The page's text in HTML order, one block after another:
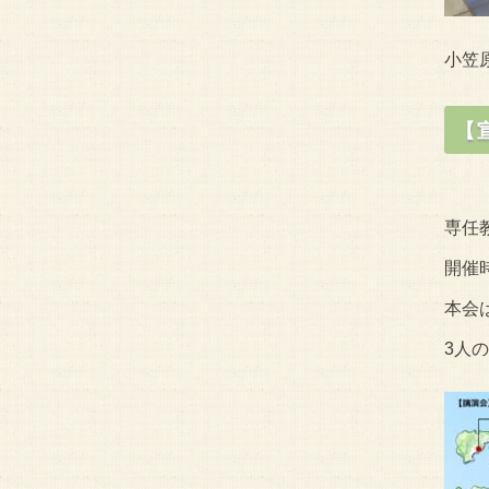
小笠
専任
開催
本会
3人